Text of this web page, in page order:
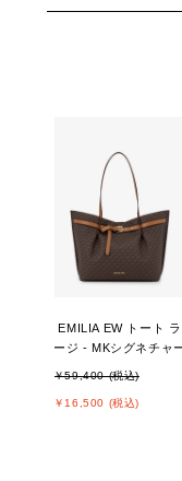
EMILIA EW トート ラ
ージ - MKシグネチャ
￥59,400 (税込)
￥16,500 (税込)